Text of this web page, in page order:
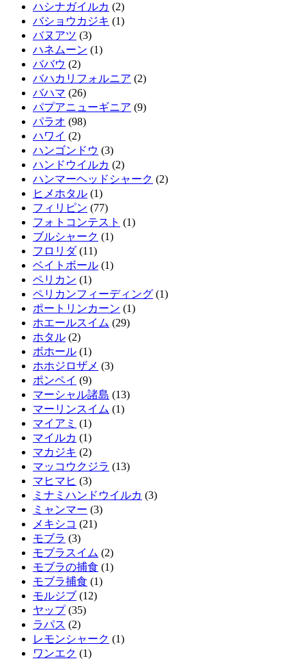
ハシナガイルカ (2)
バショウカジキ (1)
バヌアツ (3)
ハネムーン (1)
ババウ (2)
バハカリフォルニア (2)
バハマ (26)
パプアニューギニア (9)
パラオ (98)
ハワイ (2)
ハンゴンドウ (3)
ハンドウイルカ (2)
ハンマーヘッドシャーク (2)
ヒメホタル (1)
フィリピン (77)
フォトコンテスト (1)
ブルシャーク (1)
フロリダ(11)
ベイトボール (1)
ペリカン (1)
ペリカンフィーディング (1)
ポートリンカーン (1)
ホエールスイム (29)
ホタル (2)
ボホール (1)
ホホジロザメ (3)
ポンペイ (9)
マーシャル諸島 (13)
マーリンスイム (1)
マイアミ (1)
マイルカ (1)
マカジキ (2)
マッコウクジラ (13)
マヒマヒ (3)
ミナミハンドウイルカ (3)
ミャンマー (3)
メキシコ (21)
モブラ (3)
モブラスイム (2)
モブラの捕食 (1)
モブラ捕食 (1)
モルジブ (12)
ヤップ(35)
ラパス (2)
レモンシャーク (1)
ワンエク (1)